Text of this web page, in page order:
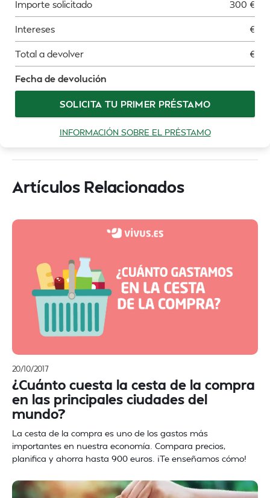
Importe solicitado 300 €
Intereses €
Total a devolver €
Fecha de devolución
SOLICITA TU PRIMER PRÉSTAMO
INFORMACIÓN SOBRE EL PRÉSTAMO
Artículos Relacionados
20/10/2017
¿Cuánto cuesta la cesta de la compra
en las principales ciudades del
mundo?
La cesta de la compra es uno de los gastos más
importantes en nuestra economía. Compara precios,
planifica y ahorra hasta 900 euros. ¡Te enseñamos cómo!